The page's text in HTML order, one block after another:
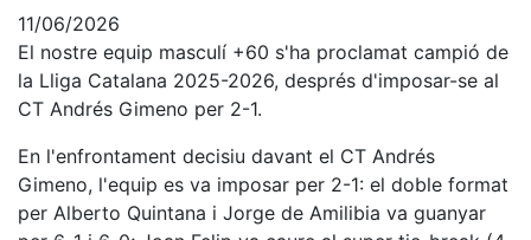
11/06/2026
El nostre equip masculí +60 s'ha proclamat campió de
la Lliga Catalana 2025-2026, després d'imposar-se al
CT Andrés Gimeno per 2-1.
En l'enfrontament decisiu davant el CT Andrés
Gimeno, l'equip es va imposar per 2-1: el doble format
per Alberto Quintana i Jorge de Amilibia va guanyar